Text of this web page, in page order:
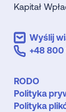
Kapitał
Wyślij
+48
RODO
Polityka
Polityka